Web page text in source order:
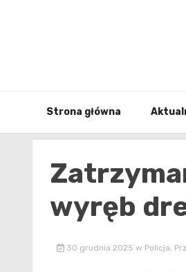
Strona główna
wyręb
30 grudnia 2025 w Policja,